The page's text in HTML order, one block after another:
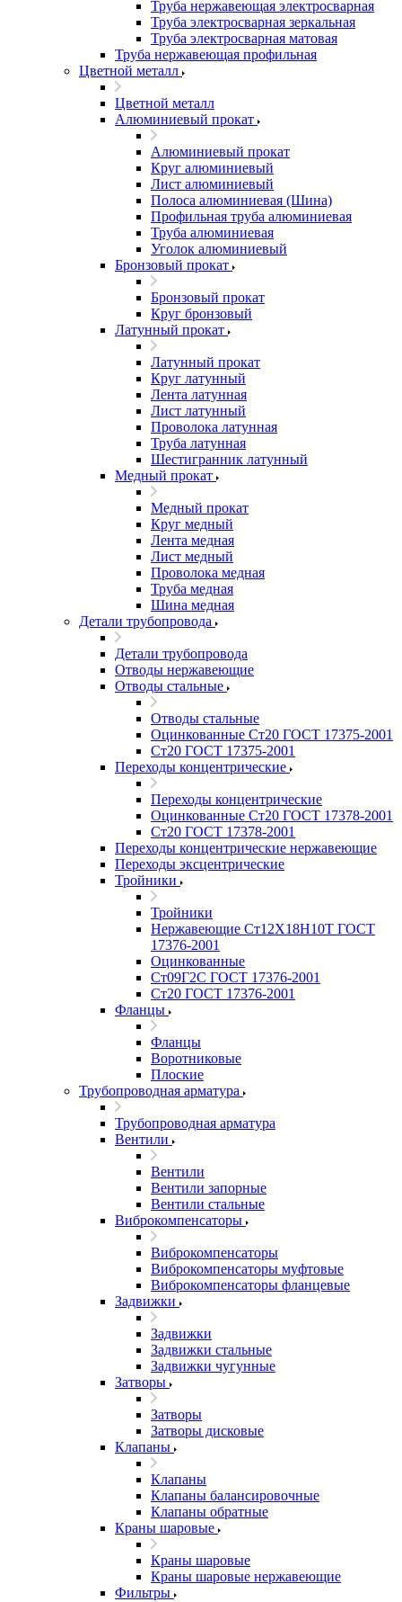
Труба нержавеющая электросварная
Труба электросварная зеркальная
Труба электросварная матовая
Труба нержавеющая профильная
Цветной металл
Цветной металл
Алюминиевый прокат
Алюминиевый прокат
Круг алюминиевый
Лист алюминиевый
Полоса алюминиевая (Шина)
Профильная труба алюминиевая
Труба алюминиевая
Уголок алюминиевый
Бронзовый прокат
Бронзовый прокат
Круг бронзовый
Латунный прокат
Латунный прокат
Круг латунный
Лента латунная
Лист латунный
Проволока латунная
Труба латунная
Шестигранник латунный
Медный прокат
Медный прокат
Круг медный
Лента медная
Лист медный
Проволока медная
Труба медная
Шина медная
Детали трубопровода
Детали трубопровода
Отводы нержавеющие
Отводы стальные
Отводы стальные
Оцинкованные Ст20 ГОСТ 17375-2001
Ст20 ГОСТ 17375-2001
Переходы концентрические
Переходы концентрические
Оцинкованные Ст20 ГОСТ 17378-2001
Ст20 ГОСТ 17378-2001
Переходы концентрические нержавеющие
Переходы эксцентрические
Тройники
Тройники
Нержавеющие Ст12Х18Н10Т ГОСТ
17376-2001
Оцинкованные
Ст09Г2С ГОСТ 17376-2001
Ст20 ГОСТ 17376-2001
Фланцы
Фланцы
Воротниковые
Плоские
Трубопроводная арматура
Трубопроводная арматура
Вентили
Вентили
Вентили запорные
Вентили стальные
Виброкомпенсаторы
Виброкомпенсаторы
Виброкомпенсаторы муфтовые
Виброкомпенсаторы фланцевые
Задвижки
Задвижки
Задвижки стальные
Задвижки чугунные
Затворы
Затворы
Затворы дисковые
Клапаны
Клапаны
Клапаны балансировочные
Клапаны обратные
Краны шаровые
Краны шаровые
Краны шаровые нержавеющие
Фильтры